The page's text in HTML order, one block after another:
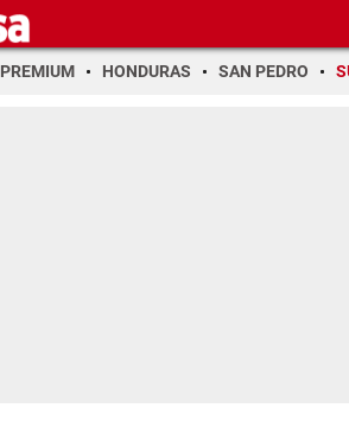
PREMIUM HONDURAS SAN PEDRO